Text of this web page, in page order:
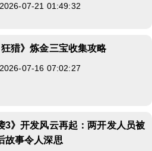
07-21 01:49:32
狂猎》炼金三宝收集攻略
07-16 07:02:27
3》开发风云再起：两开发人员被
故事令人深思